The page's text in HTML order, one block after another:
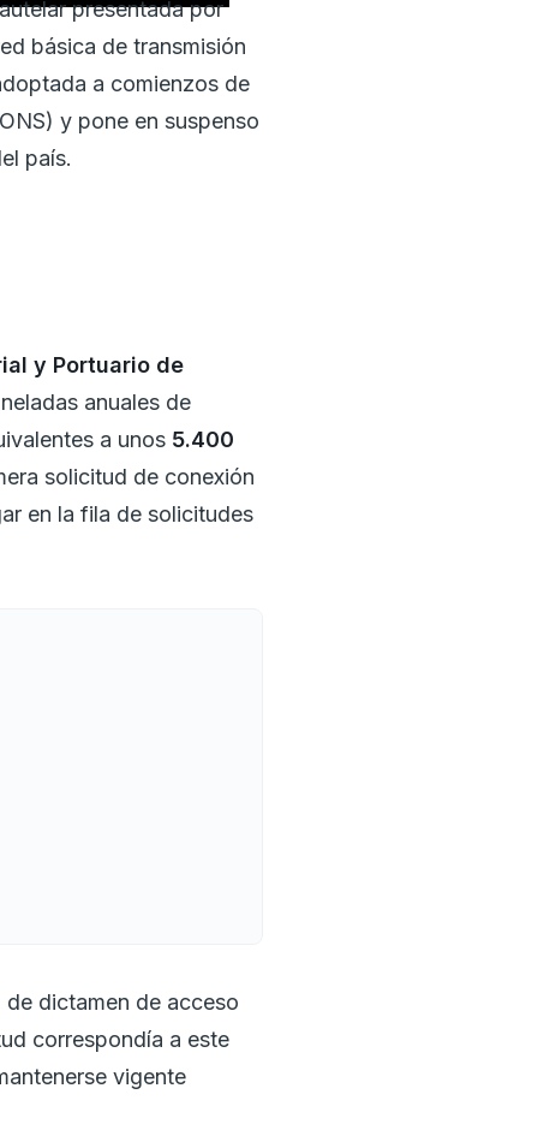
presentada por
básica de transmisión
a comienzos de
y pone en suspenso
país.
y Portuario de
anuales de
a unos 5.400
solicitud de conexión
en la fila de solicitudes
dictamen de acceso
correspondía a este
vigente